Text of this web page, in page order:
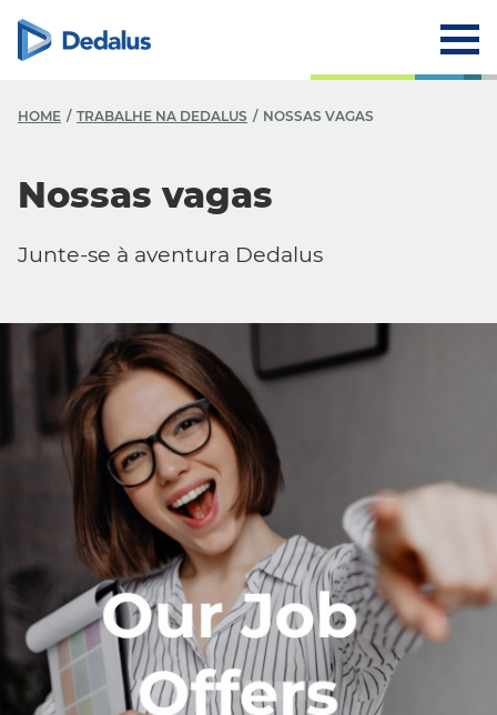
Trabalhe Conosco
Trabalhe na Dedalus
Nossas vagas
Por que trabalhar conosco?
Escolha sua região
FAQ – Perguntas Frequentes
HOME TRABALHE NA DEDALUS NOSSAS VAGAS
Nossas vagas
Junte-se à aventura Dedalus